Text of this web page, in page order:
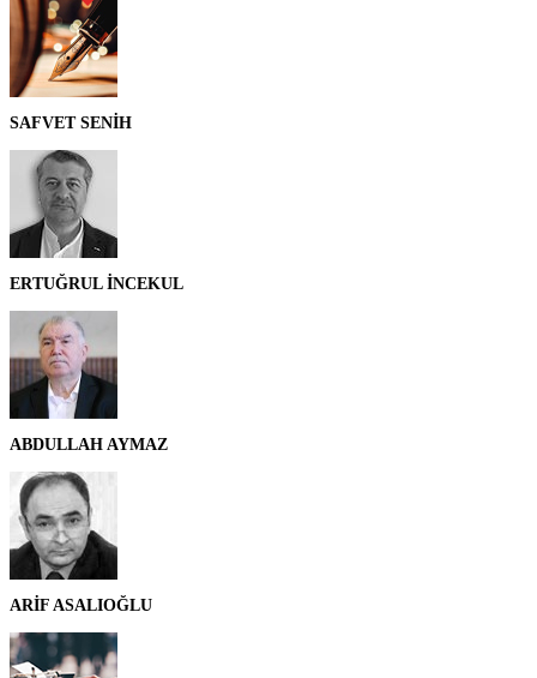
SAFVET SENİH
ERTUĞRUL İNCEKUL
ABDULLAH AYMAZ
ARİF ASALIOĞLU